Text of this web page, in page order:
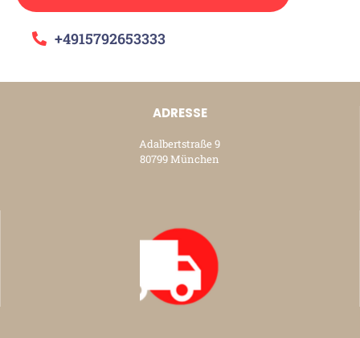
+4915792653333
ADRESSE
Adalbertstraße 9
80799 München